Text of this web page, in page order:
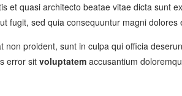
et quasi architecto beatae vitae dicta sunt
fugit, sed quia consequuntur magni
non proident, sunt in culpa qui officia
error sitvoluptatem accusantium